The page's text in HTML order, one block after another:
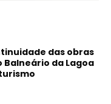
das obras
Balneário da Lagoa